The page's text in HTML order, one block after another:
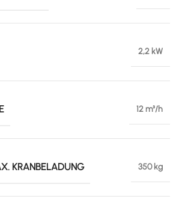
2,2 kW
12 m³/h
KRANBELADUNG 350 kg